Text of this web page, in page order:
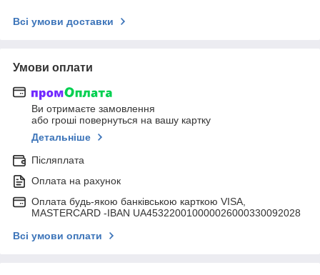
Всі умови доставки
Умови оплати
Ви отримаєте замовлення
або гроші повернуться на вашу картку
Детальніше
Післяплата
Оплата на рахунок
Оплата будь-якою банківською карткою VISA,
MASTERCARD -IBAN UA453220010000026000330092028
Всі умови оплати